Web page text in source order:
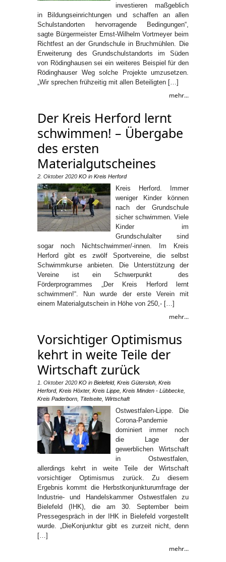
investieren maßgeblich
in Bildungseinrichtungen und schaffen an allen
Schulstandorten hervorragende Bedingungen“,
sagte Bürgermeister Ernst-Wilhelm Vortmeyer beim
Richtfest an der Grundschule in Bruchmühlen. Die
Erweiterung des Grundschulstandorts im Süden
von Rödinghausen sei ein weiteres Beispiel für den
Rödinghauser Weg solche Projekte umzusetzen.
„Wir sprechen frühzeitig mit allen Beteiligten […]
mehr...
Der Kreis Herford lernt
schwimmen! – Übergabe
des ersten
Materialgutscheines
2. Oktober 2020 KO in Kreis Herford
Kreis Herford. Immer
weniger Kinder können
nach der Grundschule
sicher schwimmen. Viele
Kinder im
Grundschulalter sind
sogar noch Nichtschwimmer/-innen. Im Kreis
Herford gibt es zwölf Sportvereine, die selbst
Schwimmkurse anbieten. Die Unterstützung der
Vereine ist ein Schwerpunkt des
Förderprogrammes „Der Kreis Herford lernt
schwimmen!“. Nun wurde der erste Verein mit
einem Materialgutschein in Höhe von 250,- […]
mehr...
Vorsichtiger Optimismus
kehrt in weite Teile der
Wirtschaft zurück
1. Oktober 2020 KO in Bielefeld, Kreis Gütersloh Kreis
Herford, Kreis Höxter, Kreis Lippe Kreis Minden - Lübbecke
Kreis Paderborn Titelseite Wirtschaft
Ostwestfalen-Lippe. Die
Corona-Pandemie
dominiert immer noch
die Lage der
gewerblichen Wirtschaft
in Ostwestfalen,
allerdings kehrt in weite Teile der Wirtschaft
vorsichtiger Optimismus zurück. Zu diesem
Ergebnis kommt die Herbstkonjunkturumfrage der
Industrie- und Handelskammer Ostwestfalen zu
Bielefeld (IHK), die am 30. September beim
Pressegespräch in der IHK in Bielefeld vorgestellt
wurde. „DieKonjunktur gibt es zurzeit nicht, denn
[…]
mehr...